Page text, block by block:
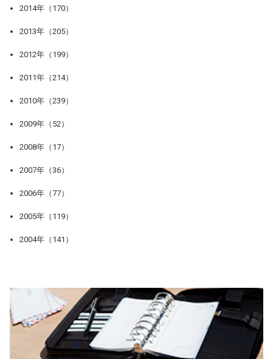
2014年（170）
2013年（205）
2012年（199）
2011年（214）
2010年（239）
2009年（52）
2008年（17）
2007年（36）
2006年（77）
2005年（119）
2004年（141）